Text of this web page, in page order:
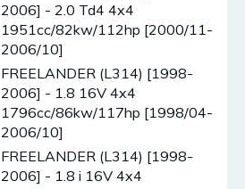
2006] - 2.0 Td4 4x4
1951cc/82kw/112hp [2000/11-
2006/10]
FREELANDER (L314) [1998-
2006] - 1.8 16V 4x4
1796cc/86kw/117hp [1998/04-
2006/10]
FREELANDER (L314) [1998-
2006] - 1.8 i 16V 4x4